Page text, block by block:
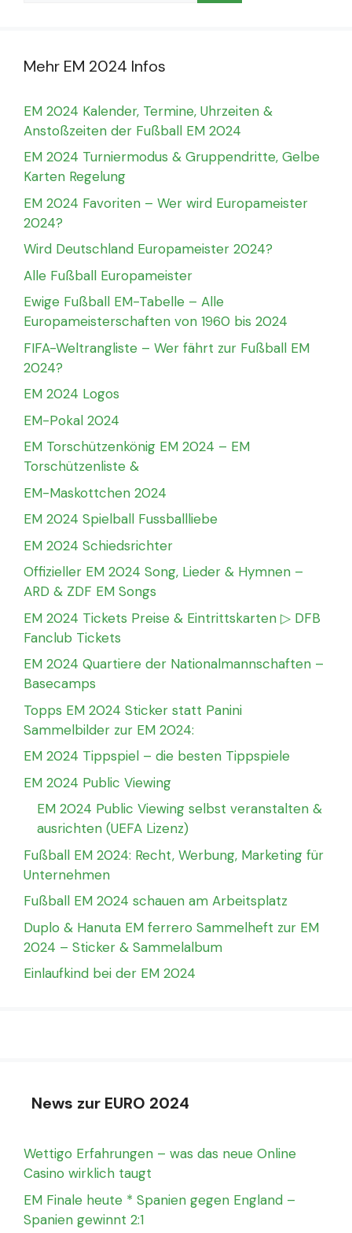
Mehr EM 2024 Infos
EM 2024 Kalender, Termine, Uhrzeiten &
Anstoßzeiten der Fußball EM 2024
EM 2024 Turniermodus & Gruppendritte, Gelbe
Karten Regelung
EM 2024 Favoriten – Wer wird Europameister
2024?
Wird Deutschland Europameister 2024?
Alle Fußball Europameister
Ewige Fußball EM-Tabelle – Alle
Europameisterschaften von 1960 bis 2024
FIFA-Weltrangliste – Wer fährt zur Fußball EM
2024?
EM 2024 Logos
EM-Pokal 2024
EM Torschützenkönig EM 2024 – EM
Torschützenliste &
EM-Maskottchen 2024
EM 2024 Spielball Fussballliebe
EM 2024 Schiedsrichter
Offizieller EM 2024 Song, Lieder & Hymnen –
ARD & ZDF EM Songs
EM 2024 Tickets Preise & Eintrittskarten ▷ DFB
Fanclub Tickets
EM 2024 Quartiere der Nationalmannschaften –
Basecamps
Topps EM 2024 Sticker statt Panini
Sammelbilder zur EM 2024:
EM 2024 Tippspiel – die besten Tippspiele
EM 2024 Public Viewing
EM 2024 Public Viewing selbst veranstalten &
ausrichten (UEFA Lizenz)
Fußball EM 2024: Recht, Werbung, Marketing für
Unternehmen
Fußball EM 2024 schauen am Arbeitsplatz
Duplo & Hanuta EM ferrero Sammelheft zur EM
2024 – Sticker & Sammelalbum
Einlaufkind bei der EM 2024
News zur EURO 2024
Wettigo Erfahrungen – was das neue Online
Casino wirklich taugt
EM Finale heute * Spanien gegen England –
Spanien gewinnt 2:1